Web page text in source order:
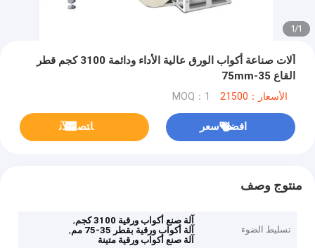
1
/
1
آلات صناعة أكواب الورق عالية الأداء ودائمة 3100 كجم قطر
القاع 35-75mm
الأسعار：21500 MOQ：1
افضل سعر ﺎﺘﺼﻟ ﺍﻶﻧ
منتوج وصف
تسليط الضوء
آلة صنع أكواب ورقية 3100 كجم
,
آلة أكواب ورقية بقطر 35-75 مم
,
آلة صنع أكواب ورقية متينة